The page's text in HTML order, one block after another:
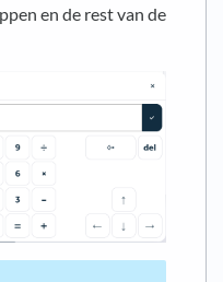
en de rest van de